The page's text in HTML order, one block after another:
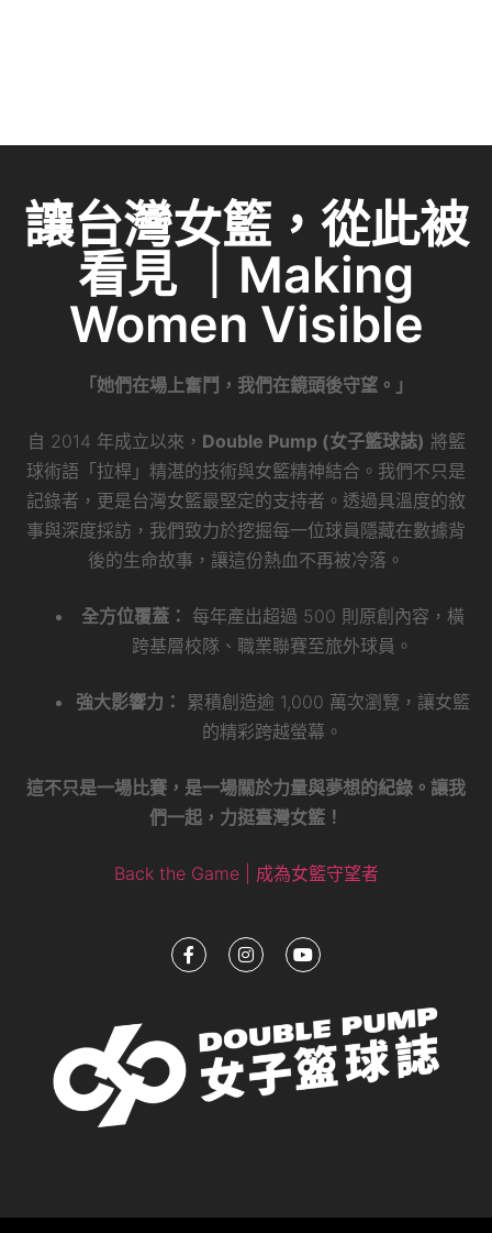
讓台灣女籃，從此被
看見 ｜Making
Women Visible
「她們在場上奮鬥，我們在鏡頭後守望。」
自 2014 年成立以來， Double Pump (女子籃球誌) 將籃
球術語「拉桿」精湛的技術與女籃精神結合。我們不只是
記錄者，更是台灣女籃最堅定的支持者。透過具溫度的敘
事與深度採訪，我們致力於挖掘每一位球員隱藏在數據背
後的生命故事，讓這份熱血不再被冷落。
全方位覆蓋： 每年產出超過 500 則原創內容，橫
跨基層校隊、職業聯賽至旅外球員。
強大影響力：
累積創造逾 1,000 萬次瀏覽，讓女籃
的精彩跨越螢幕。
這不只是一場比賽，是一場關於力量與夢想的紀錄。讓我
們一起，力挺臺灣女籃！
Back the Game | 成為女籃守望者